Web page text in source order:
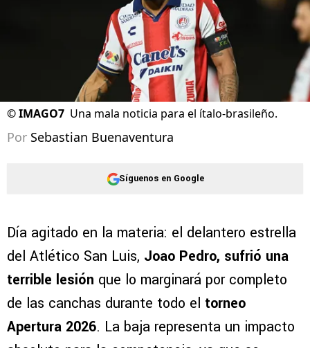
©IMAGO7 Una mala noticia para el ítalo-brasileño.
Por Sebastian Buenaventura
Síguenos en Google
Día agitado en la materia: el delantero estrella
del Atlético San Luis, Joao Pedro, sufrió una
terrible lesión que lo marginará por completo
de las canchas durante todo el torneo
Apertura 2026. La baja representa un impacto